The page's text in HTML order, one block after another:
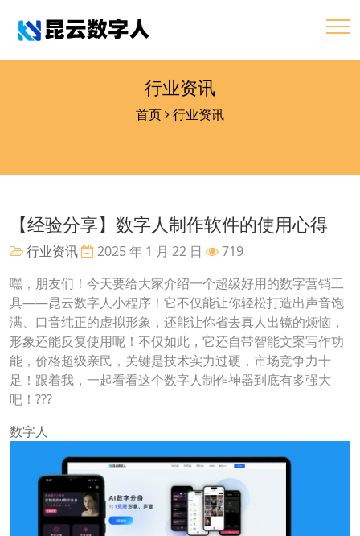
行业资讯
首页 行业资讯
【经验分享】数字人制作软件的使用心得
行业资讯 2025 年 1 月 22 日
719
嘿，朋友们！今天要给大家介绍一个超级好用的数字营销工
具——昆云数字人小程序！它不仅能让你轻松打造出声音饱
满、口音纯正的虚拟形象，还能让你省去真人出镜的烦恼，
形象还能反复使用呢！不仅如此，它还自带智能文案写作功
能，价格超级亲民，关键是技术实力过硬，市场竞争力十
足！跟着我，一起看看这个数字人制作神器到底有多强大
吧！???
数字人